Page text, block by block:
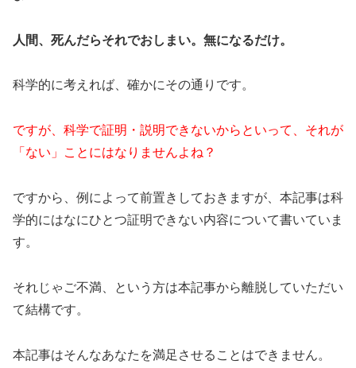
人間、死んだらそれでおしまい。無になるだけ。
科学的に考えれば、確かにその通りです。
ですが、科学で証明・説明できないからといって、それが
「ない」ことにはなりませんよね？
ですから、例によって前置きしておきますが、本記事は科
学的にはなにひとつ証明できない内容について書いていま
す。
それじゃご不満、という方は本記事から離脱していただい
て結構です。
本記事はそんなあなたを満足させることはできません。